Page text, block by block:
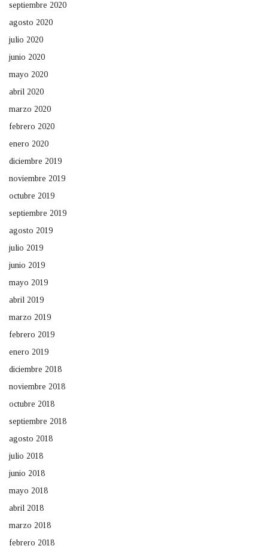
septiembre 2020
agosto 2020
julio 2020
junio 2020
mayo 2020
abril 2020
marzo 2020
febrero 2020
enero 2020
diciembre 2019
noviembre 2019
octubre 2019
septiembre 2019
agosto 2019
julio 2019
junio 2019
mayo 2019
abril 2019
marzo 2019
febrero 2019
enero 2019
diciembre 2018
noviembre 2018
octubre 2018
septiembre 2018
agosto 2018
julio 2018
junio 2018
mayo 2018
abril 2018
marzo 2018
febrero 2018